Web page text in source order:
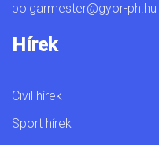
polgarmester@gyor-ph.hu
Hírek
Civil hírek
Sport hírek